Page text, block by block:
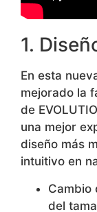
1.
En esta
mejorado la
de
una mejor
diseño más
intuitivo en
Cambio
del